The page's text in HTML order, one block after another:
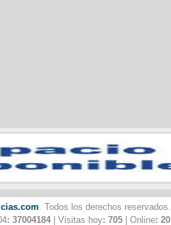
. Todos los derechos reservados.
: 37004184 | Visitas hoy: 705 | Online: 20